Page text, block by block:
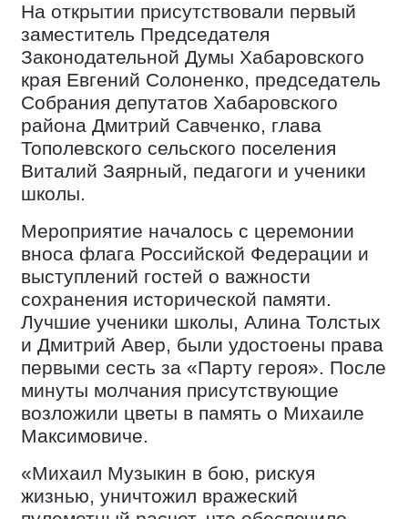
На открытии присутствовали первый
заместитель Председателя
Законодательной Думы Хабаровского
края Евгений Солоненко, председатель
Собрания депутатов Хабаровского
района Дмитрий Савченко, глава
Тополевского сельского поселения
Виталий Заярный, педагоги и ученики
школы.
Мероприятие началось с церемонии
вноса флага Российской Федерации и
выступлений гостей о важности
сохранения исторической памяти.
Лучшие ученики школы, Алина Толстых
и Дмитрий Авер, были удостоены права
первыми сесть за «Парту героя». После
минуты молчания присутствующие
возложили цветы в память о Михаиле
Максимовиче.
«Михаил Музыкин в бою, рискуя
жизнью, уничтожил вражеский